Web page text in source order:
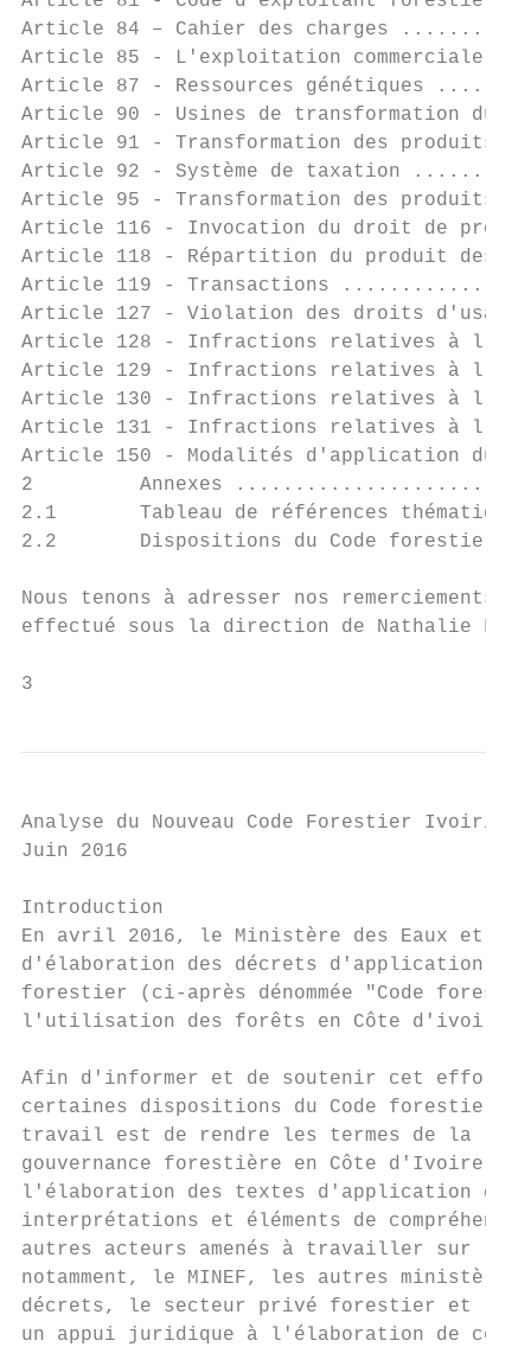
Article 84 – Cahier des
Article 85 - L'exploitation
Article 87 - Ressources
Article 90 - Usines de
Article 91 - Transformation des
Article 92 - Système de
Article 95 - Transformation des
Article 116 - Invocation du droit de
Article 118 - Répartition du produit
Article 119 - Transactions
Article 127 - Violation des droits
Article 128 - Infractions relatives à
Article 129 - Infractions relatives à
Article 130 - Infractions relatives à
Article 131 - Infractions relatives à
Article 150 - Modalités
2         Annexes
2.1       Tableau de références
2.2       Dispositions du Code
Nous tenons à adresser nos
effectué sous la direction de Nathalie
3
Analyse du Nouveau Code Forestier Ivoirien
Juin 2016
Introduction
En avril 2016, le Ministère des Eaux et
d'élaboration des décrets d'application
forestier (ci-après dénommée "Code
l'utilisation des forêts en Côte d'ivoire.
Afin d'informer et de soutenir cet effort
certaines dispositions du Code forestier
travail est de rendre les termes de la loi
gouvernance forestière en Côte d'Ivoire
l'élaboration des textes d'application du
interprétations et éléments de
autres acteurs amenés à travailler sur
notamment, le MINEF, les autres
décrets, le secteur privé forestier et les
un appui juridique à l'élaboration de ces